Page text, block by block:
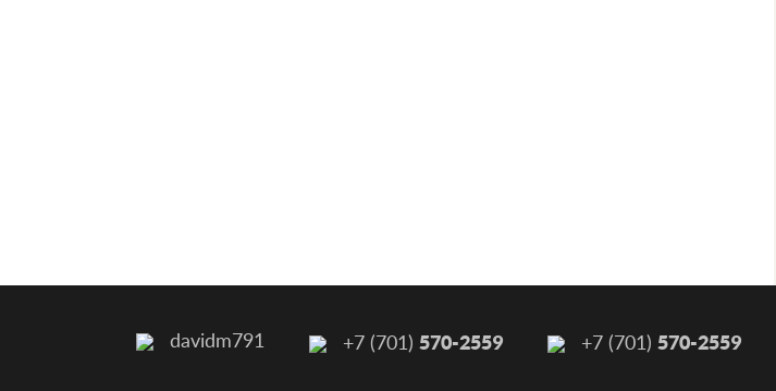
+7 (701) 570-2559
+7 (701) 570-2559
davidm791